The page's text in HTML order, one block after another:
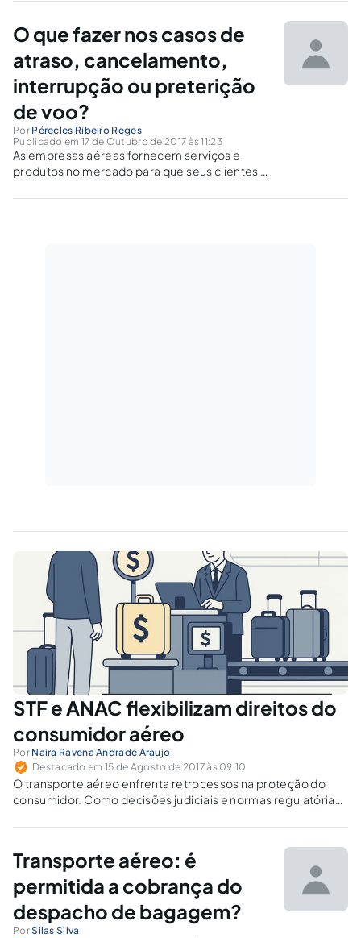
(culpa) diante do defeito do serviço.
O que fazer nos casos de
atraso, cancelamento,
interrupção ou preterição
de voo?
Por Pérecles Ribeiro Reges
Publicado em 17 de Outubro de 2017 às 11:23
As empresas aéreas fornecem serviços e
produtos no mercado para que seus clientes e
trabalho ou a lazer, sozinhos, com seus
STF e ANAC flexibilizam direitos do
consumidor aéreo
Por Naira Ravena Andrade Araujo
Destacado em 15 de Agosto de 2017 às 09:10
O transporte aéreo enfrenta retrocessos na proteção do
consumidor. Como decisões judiciais e normas regulatórias
Transporte aéreo: é
permitida a cobrança do
despacho de bagagem?
PorSilas Silva